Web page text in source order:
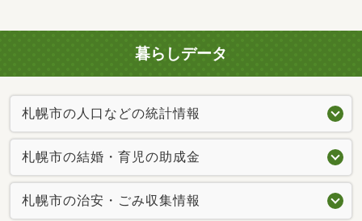
暮らしデータ
札幌市の人口などの統計情報
札幌市の結婚・育児の助成金
札幌市の治安・ごみ収集情報